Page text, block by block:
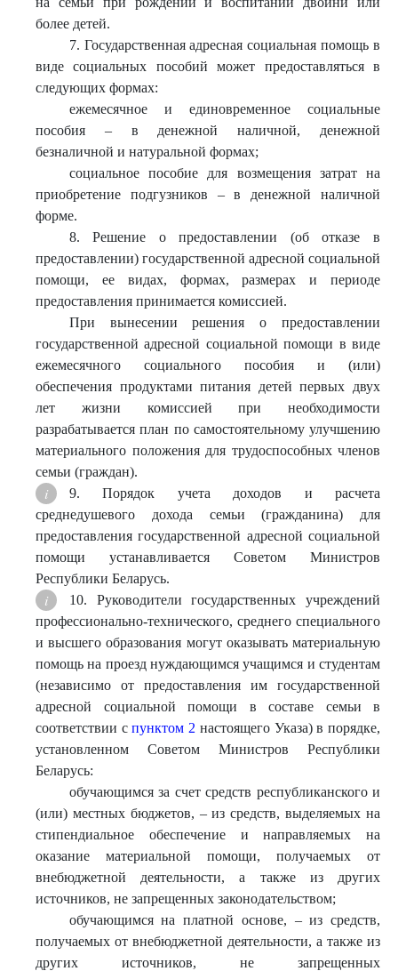
более детей.
7. Государственная адресная социальная помощь в
виде социальных пособий может предоставляться в
следующих формах:
ежемесячное и единовременное социальные
пособия – в денежной наличной, денежной
безналичной и натуральной формах;
социальное пособие для возмещения затрат на
приобретение подгузников – в денежной наличной
форме.
8. Решение о предоставлении (об отказе в
предоставлении) государственной адресной социальной
помощи, ее видах, формах, размерах и периоде
предоставления принимается комиссией.
При вынесении решения о предоставлении
государственной адресной социальной помощи в виде
ежемесячного социального пособия и (или)
обеспечения продуктами питания детей первых двух
лет жизни комиссией при необходимости
разрабатывается план по самостоятельному улучшению
материального положения для трудоспособных членов
семьи (граждан).
9. Порядок учета доходов и расчета
среднедушевого дохода семьи (гражданина) для
предоставления государственной адресной социальной
помощи устанавливается Советом Министров
Республики Беларусь.
10. Руководители государственных учреждений
профессионально-технического, среднего специального
и высшего образования могут оказывать материальную
помощь на проезд нуждающимся учащимся и студентам
(независимо от предоставления им государственной
адресной социальной помощи в составе семьи в
соответствии спунктом 2 настоящего Указа) в порядке,
установленном Советом Министров Республики
Беларусь:
обучающимся за счет средств республиканского и
(или) местных бюджетов, – из средств, выделяемых на
стипендиальное обеспечение и направляемых на
оказание материальной помощи, получаемых от
внебюджетной деятельности, а также из других
источников, не запрещенных законодательством;
обучающимся на платной основе, – из средств,
получаемых от внебюджетной деятельности, а также из
других источников, не запрещенных